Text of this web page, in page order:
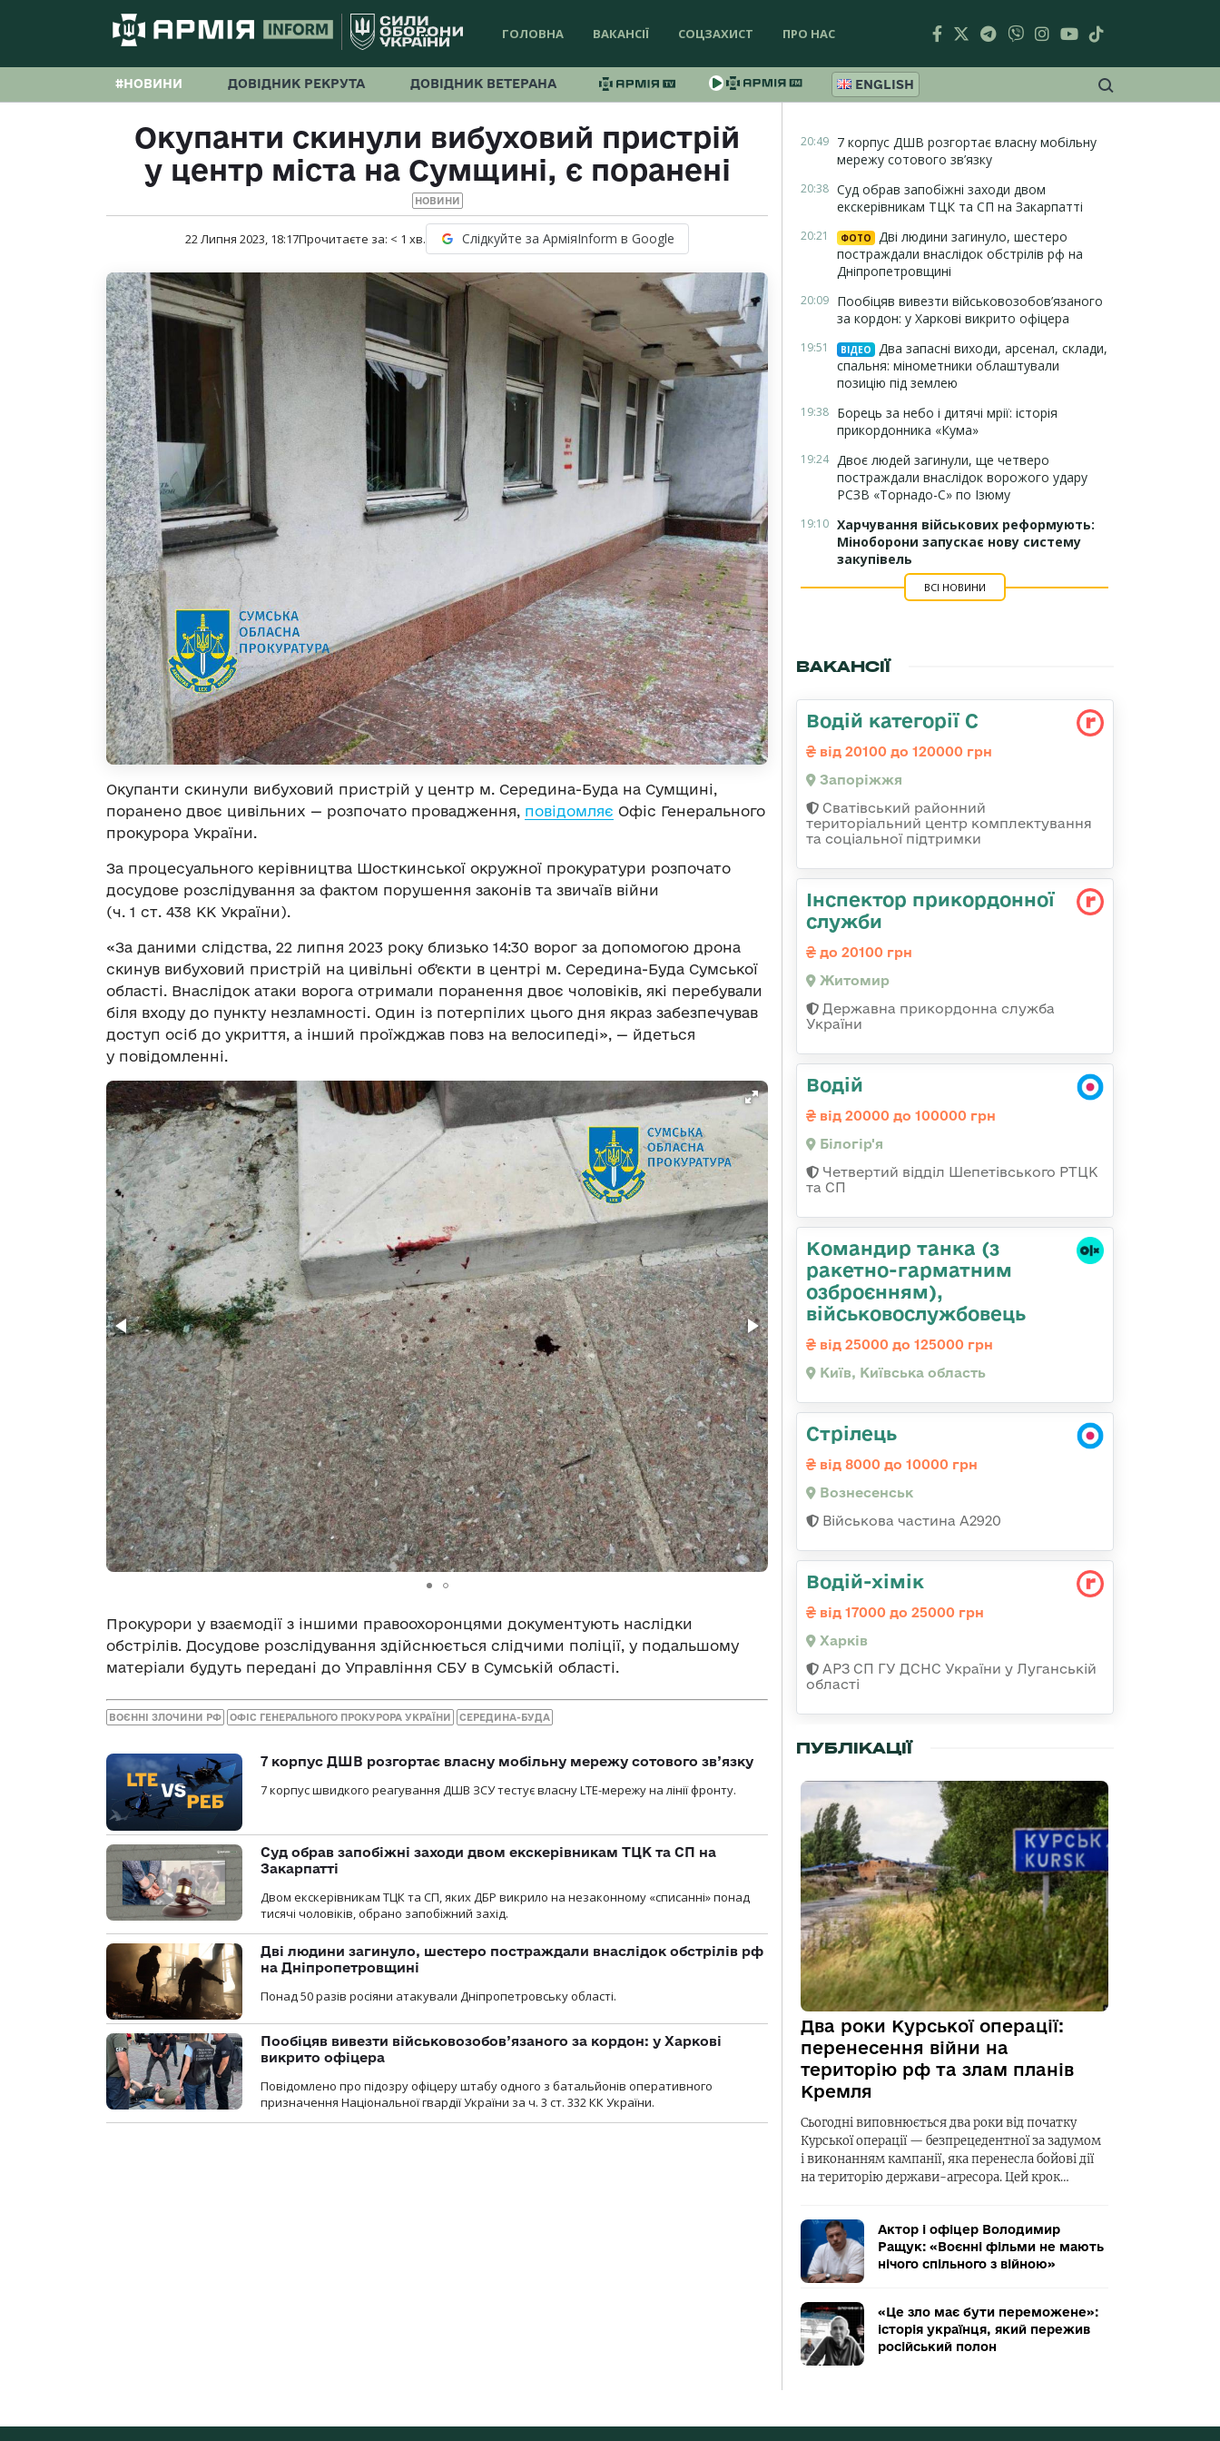
ГОЛОВНА ВАКАНСІЇ СОЦЗАХИСТ ПРО НАС
#НОВИНИ ДОВІДНИК РЕКРУТА ДОВІДНИК ВЕТЕРАНА ENGLISH
Окупанти скинули вибуховий пристрій
у центр міста на Сумщині, є поранені
НОВИНИ
22 Липня 2023, 18:17Прочитаєте за: < 1 хв. Слідкуйте за АрміяInform в Google
Окупанти скинули вибуховий пристрій у центр м. Середина-Буда на Сумщині,
поранено двоє цивільних — розпочато провадження, повідомляє Офіс Генерального
прокурора України.
За процесуального керівництва Шосткинської окружної прокуратури розпочато
досудове розслідування за фактом порушення законів та звичаїв війни
(ч. 1 ст. 438 КК України).
«За даними слідства, 22 липня 2023 року близько 14:30 ворог за допомогою дрона
скинув вибуховий пристрій на цивільні обʼєкти в центрі м. Середина-Буда Сумської
області. Внаслідок атаки ворога отримали поранення двоє чоловіків, які перебували
біля входу до пункту незламності. Один із потерпілих цього дня якраз забезпечував
доступ осіб до укриття, а інший проїжджав повз на велосипеді», — йдеться
у повідомленні.
Прокурори у взаємодії з іншими правоохоронцями документують наслідки
обстрілів. Досудове розслідування здійснюється слідчими поліції, у подальшому
матеріали будуть передані до Управління СБУ в Сумській області.
ВОЄННІ ЗЛОЧИНИ РФ ОФІС ГЕНЕРАЛЬНОГО ПРОКУРОРА УКРАЇНИ СЕРЕДИНА-БУДА
7 корпус ДШВ розгортає власну мобільну мережу сотового зв’язку
7 корпус швидкого реагування ДШВ ЗСУ тестує власну LTE-мережу на лінії фронту.
Суд обрав запобіжні заходи двом екскерівникам ТЦК та СП на
Закарпатті
Двом екскерівникам ТЦК та СП, яких ДБР викрило на незаконному «списанні» понад
тисячі чоловіків, обрано запобіжний захід.
Дві людини загинуло, шестеро постраждали внаслідок обстрілів рф
на Дніпропетровщині
Понад 50 разів росіяни атакували Дніпропетровську області.
Пообіцяв вивезти військовозобов’язаного за кордон: у Харкові
викрито офіцера
Повідомлено про підозру офіцеру штабу одного з батальйонів оперативного
призначення Національної гвардії України за ч. 3 ст. 332 КК України.
20:49 7 корпус ДШВ розгортає власну мобільну
мережу сотового зв’язку
20:38 Суд обрав запобіжні заходи двом
екскерівникам ТЦК та СП на Закарпатті
20:21 ФОТО
Дві людини загинуло, шестеро
постраждали внаслідок обстрілів рф на
Дніпропетровщині
20:09 Пообіцяв вивезти військовозобов’язаного
за кордон: у Харкові викрито офіцера
19:51 ВІДЕО
Два запасні виходи, арсенал, склади,
спальня: мінометники облаштували
позицію під землею
19:38 Борець за небо і дитячі мрії: історія
прикордонника «Кума»
19:24 Двоє людей загинули, ще четверо
постраждали внаслідок ворожого удару
РСЗВ «Торнадо-С» по Ізюму
19:10 Харчування військових реформують:
Міноборони запускає нову систему
закупівель
ВСІ НОВИНИ
ВАКАНСІЇ
Водій категорії С
від 20100 до 120000 грн
Запоріжжя
Сватівський районний
територіальний центр комплектування
та соціальної підтримки
Інспектор прикордонної
служби
до 20100 грн
Житомир
Державна прикордонна служба
України
Водій
від 20000 до 100000 грн
Білогір'я
Четвертий відділ Шепетівського РТЦК
та СП
Командиp танка (з
pакетно-гарматним
озброєнням),
військовослужбовець
від 25000 до 125000 грн
Київ, Київська область
Стрілець
від 8000 до 10000 грн
Вознесенськ
Військова частина А2920
Водій-хімік
від 17000 до 25000 грн
Харків
АРЗ СП ГУ ДСНС України у Луганській
області
ПУБЛІКАЦІЇ
Два роки Курської операції:
перенесення війни на
територію рф та злам планів
Кремля
Сьогодні виповнюється два роки від початку
Курської операції — безпрецедентної за задумом
і виконанням кампанії, яка перенесла бойові дії
на територію держави-агресора. Цей крок…
Актор і офіцер Володимир
Ращук: «Воєнні фільми не мають
нічого спільного з війною»
«Це зло має бути переможене»:
історія українця, який пережив
російський полон